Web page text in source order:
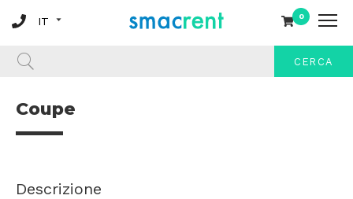
0
CERCA
Coupe
Descrizione